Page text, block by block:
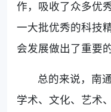
作，吸收了众多优
一大批优秀的科技
会发展做出了重要
总的来说，南
学术、文化、艺术